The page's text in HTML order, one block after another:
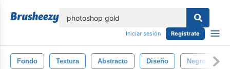
Iniciar sesión Regístrate
Fondo Textura Abstracto Diseño Negro